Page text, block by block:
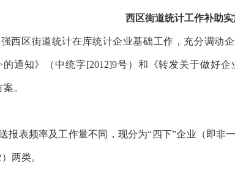
西区街道统计工作补助
区街道统计在库统计企业基础工作，充分调动企
通知》（中统字[2012]9号）和《转发关于做好
。
表频率及工作量不同，现分为“四下”企业（即非
两类。